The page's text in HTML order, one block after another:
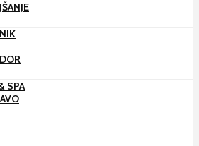
SPA